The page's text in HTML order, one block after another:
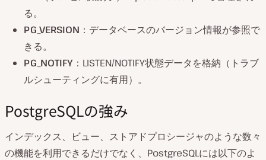
る。
PG_VERSION ：データベースのバージョン情報が参照で
きる。
PG_NOTIFY ：LISTEN/NOTIFY状態データを格納（トラブ
ルシューティングに有用）。
PostgreSQLの強み
インデックス、ビュー、ストアドプロシージャのような数々
の機能を利用できるだけでなく、PostgreSQLには以下のよ